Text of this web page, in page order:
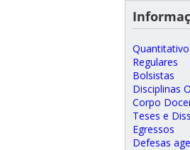
Regulares
Bolsistas
Disciplinas
Corpo
Teses e
Egressos
Defesas